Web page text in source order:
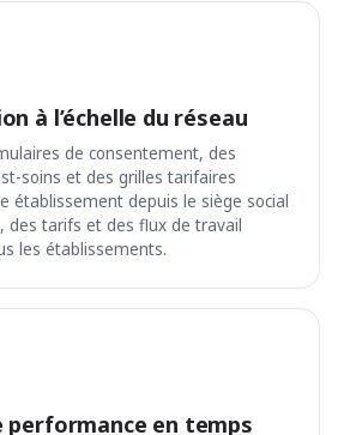
à l’échelle du réseau
de consentement, des
soins et des grilles tarifaires
établissement depuis le siège social
tarifs et des flux de travail
les établissements.
performance en temps